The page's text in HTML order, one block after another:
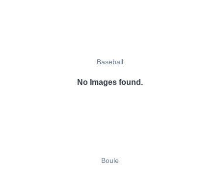
Baseball
No Images found.
Boule